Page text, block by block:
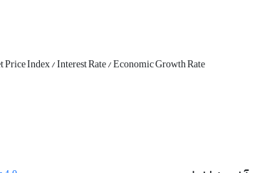
Index / Interest Rate / Economic Growth Rate